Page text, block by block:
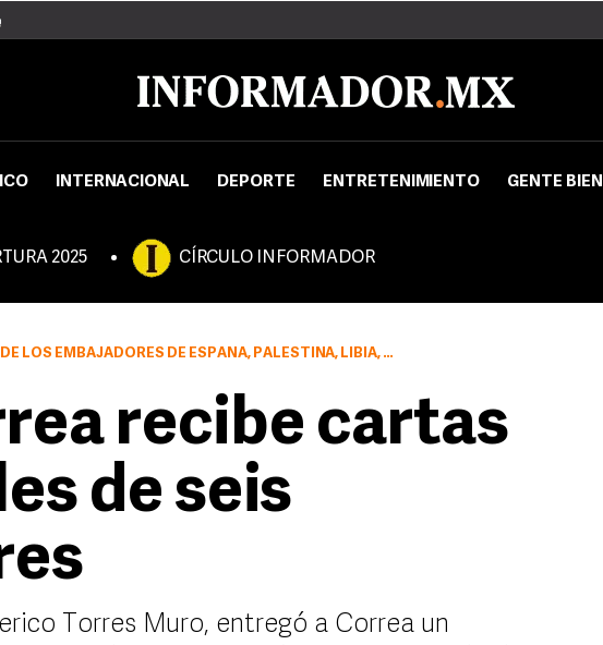
INTERNACIONAL DEPORTE ENTRETENIMIENTO GENTE BIEN
2025 CÍRCULO INFORMADOR
DE ESPAÑA, PALESTINA, LIBIA, RUSIA, NIGERIA Y EL SALVADOR
recibe cartas
de seis
Torres Muro, entregó a Correa un